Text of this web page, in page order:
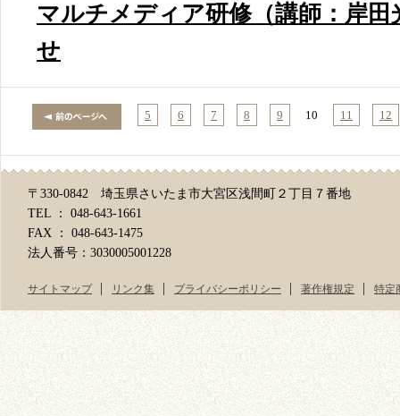
マルチメディア研修（講師：岸
せ
5 6 7 8 9 10 11 12
〒330-0842 埼玉県さいたま市大宮区浅間町２丁目７番地
TEL ： 048-643-1661
FAX ： 048-643-1475
法人番号：3030005001228
サイトマップ リンク集 プライバシーポリシー 著作権規定 特定